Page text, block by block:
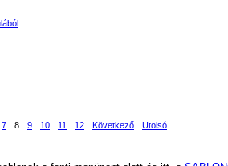
7 8 9 10 11 12 Következő Utolsó